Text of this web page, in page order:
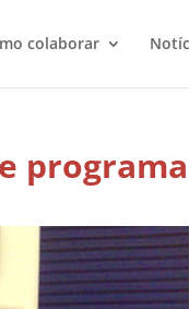
colaborar
programa